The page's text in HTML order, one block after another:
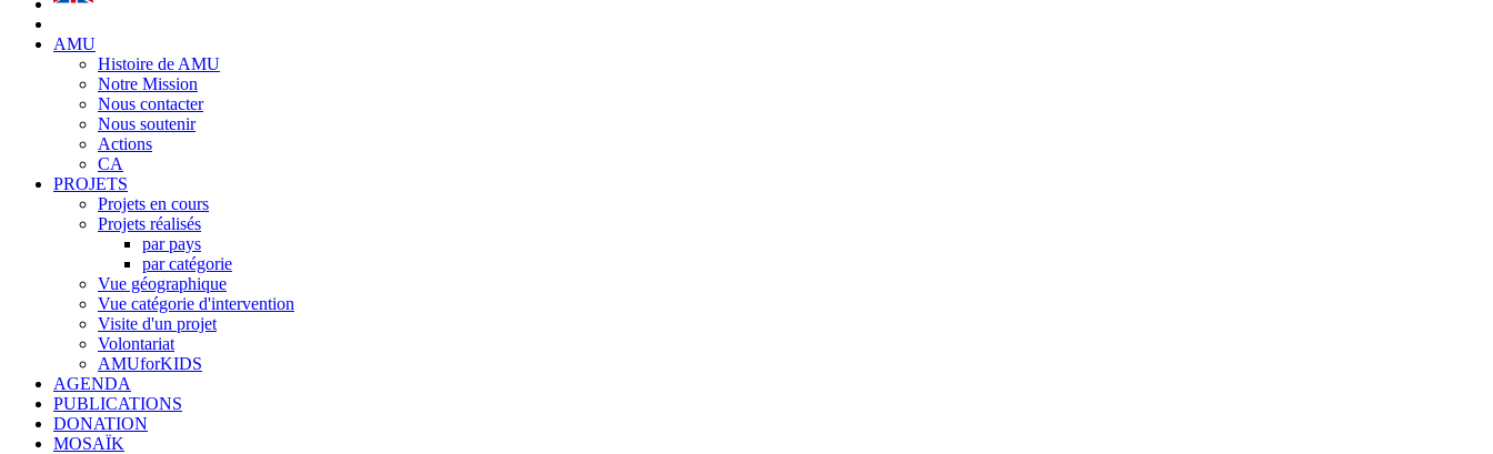
AMU
Histoire de AMU
Notre Mission
Nous contacter
Nous soutenir
Actions
CA
PROJETS
Projets en cours
Projets réalisés
par pays
par catégorie
Vue géographique
Vue catégorie d'intervention
Visite d'un projet
Volontariat
AMUforKIDS
AGENDA
PUBLICATIONS
DONATION
MOSAÏK